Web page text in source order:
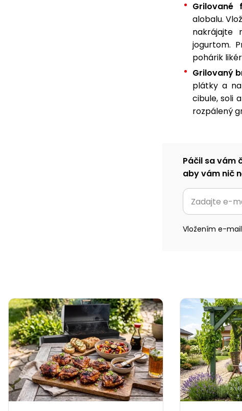
Grilované
alobalu.
nakrájajte
jogurtom.
pohárik
Grilovaný
plátky a
cibule, soli
rozpálený
Páčil sa vám
aby vám nič
Vložením e-